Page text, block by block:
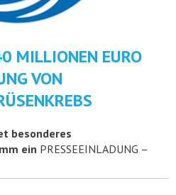
MILLIONEN EURO
VON
besonderes
ein PRESSEEINLADUNG –